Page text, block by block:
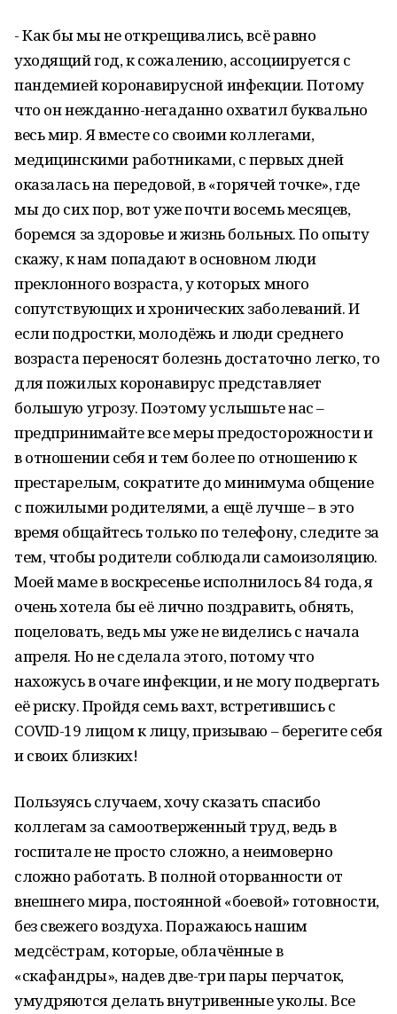
- Как бы мы не открещивались, всё равно
уходящий год, к сожалению, ассоциируется с
пандемией коронавирусной инфекции. Потому
что он нежданно-негаданно охватил буквально
весь мир. Я вместе со своими коллегами,
медицинскими работниками, с первых дней
оказалась на передовой, в «горячей точке», где
мы до сих пор, вот уже почти восемь месяцев,
боремся за здоровье и жизнь больных. По опыту
скажу, к нам попадают в основном люди
преклонного возраста, у которых много
сопутствующих и хронических заболеваний. И
если подростки, молодёжь и люди среднего
возраста переносят болезнь достаточно легко, то
для пожилых коронавирус представляет
большую угрозу. Поэтому услышьте нас –
предпринимайте все меры предосторожности и
в отношении себя и тем более по отношению к
престарелым, сократите до минимума общение
с пожилыми родителями, а ещё лучше – в это
время общайтесь только по телефону, следите за
тем, чтобы родители соблюдали самоизоляцию.
Моей маме в воскресенье исполнилось 84 года, я
очень хотела бы её лично поздравить, обнять,
поцеловать, ведь мы уже не виделись с начала
апреля. Но не сделала этого, потому что
нахожусь в очаге инфекции, и не могу подвергать
её риску. Пройдя семь вахт, встретившись с
COVID-19 лицом к лицу, призываю – берегите себя
и своих близких!
Пользуясь случаем, хочу сказать спасибо
коллегам за самоотверженный труд, ведь в
госпитале не просто сложно, а неимоверно
сложно работать. В полной оторванности от
внешнего мира, постоянной «боевой» готовности,
без свежего воздуха. Поражаюсь нашим
медсёстрам, которые, облачённые в
«скафандры», надев две-три пары перчаток,
умудряются делать внутривенные уколы. Все